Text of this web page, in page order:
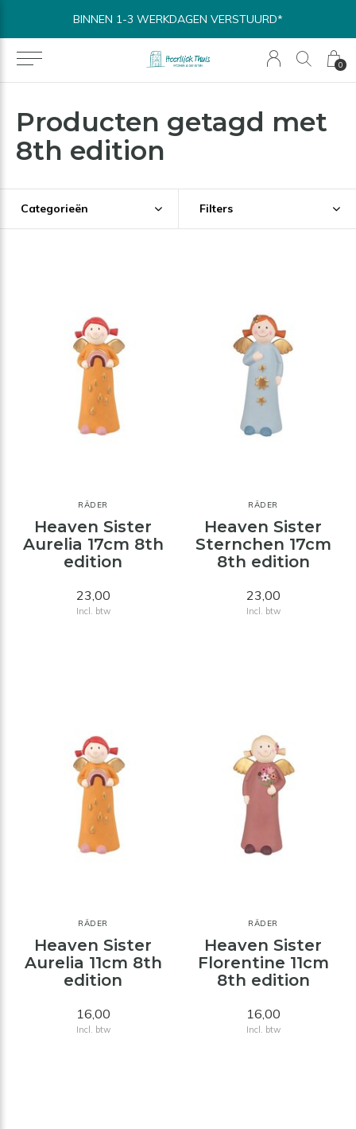
0
BINNEN 1-3 WERKDAGEN VERSTUURD*
Producten getagd met
8th edition
Categorieën Filters
RÄDER
Heaven Sister
Aurelia 17cm 8th
edition
23,00
Incl. btw
RÄDER
Heaven Sister
Sternchen 17cm
8th edition
23,00
Incl. btw
RÄDER
Heaven Sister
Aurelia 11cm 8th
edition
16,00
Incl. btw
RÄDER
Heaven Sister
Florentine 11cm
8th edition
16,00
Incl. btw